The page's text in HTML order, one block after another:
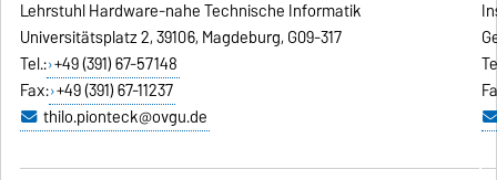
Lehrstuhl Hardware-nahe Technische Informatik
Universitätsplatz 2, 39106, Magdeburg, G09-317
Tel.: +49 (391) 67-57148
Fax: +49 (391) 67-11237
thilo.pionteck@ovgu.de